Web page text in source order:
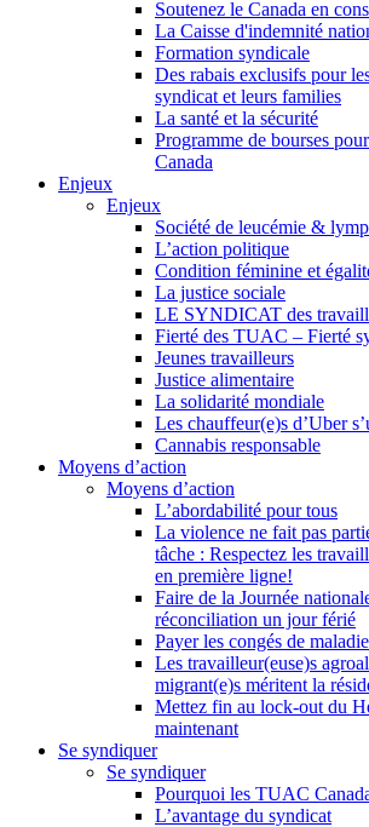
Soutenez le Canada en
La Caisse d'indemnité
Formation syndicale
Des rabais exclusifs pour
syndicat et leurs families
La santé et la sécurité
Programme de bourses
Canada
Enjeux
Enjeux
Société de leucémie &
L’action politique
Condition féminine et
La justice sociale
LE SYNDICAT des
Fierté des TUAC – Fierté
Jeunes travailleurs
Justice alimentaire
La solidarité mondiale
Les chauffeur(e)s d’Uber
Cannabis responsable
Moyens d’action
Moyens d’action
L’abordabilité pour tous
La violence ne fait pas
tâche : Respectez les
en première ligne!
Faire de la Journée
réconciliation un jour férié
Payer les congés de
Les travailleur(euse)s
migrant(e)s méritent la
Mettez fin au lock-out du
maintenant
Se syndiquer
Se syndiquer
Pourquoi les TUAC
L’avantage du syndicat